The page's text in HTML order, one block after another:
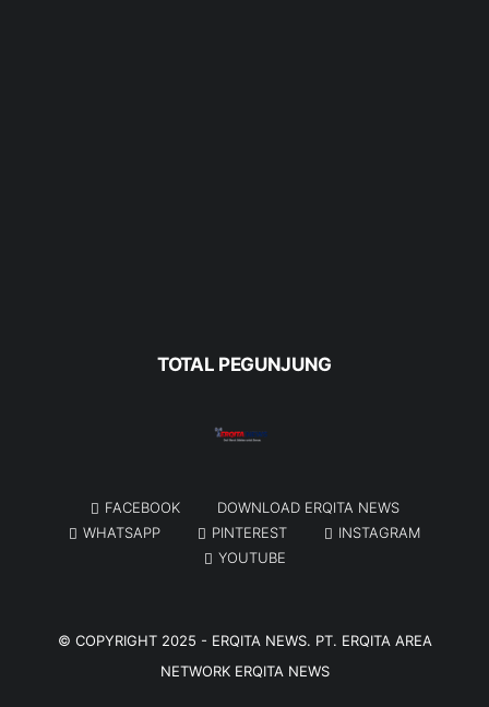
TOTAL PEGUNJUNG
FACEBOOK
DOWNLOAD ERQITA NEWS
WHATSAPP
PINTEREST
INSTAGRAM
YOUTUBE
© COPYRIGHT 2025 - ERQITA NEWS. PT. ERQITA AREA
NETWORK ERQITA NEWS